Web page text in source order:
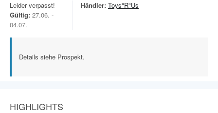
Leider verpasst!
Gültig: 27.06. -
04.07.
Händler: Toys"R"Us
Details siehe Prospekt.
HIGHLIGHTS